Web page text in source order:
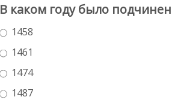
В каком году было
1458
1461
1474
1487